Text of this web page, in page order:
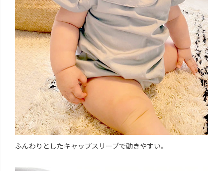
ふんわりとしたキャップスリーブで動きやすい。